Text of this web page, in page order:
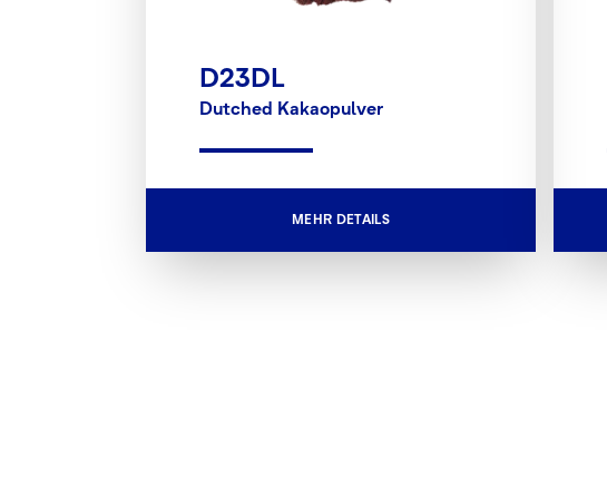
D23DL
Dutched Kakaopulver
MEHR DETAILS